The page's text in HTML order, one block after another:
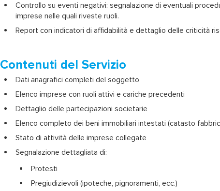
Controllo su eventi negativi: segnalazione di eventuali
imprese nelle quali riveste ruoli.
Report con indicatori di affidabilità e dettaglio delle criticità
Contenuti del Servizio
Dati anagrafici completi del soggetto
Elenco imprese con ruoli attivi e cariche precedenti
Dettaglio delle partecipazioni societarie
Elenco completo dei beni immobiliari intestati (catasto
Stato di attività delle imprese collegate
Segnalazione dettagliata di:
Protesti
Pregiudizievoli (ipoteche, pignoramenti, ecc.)